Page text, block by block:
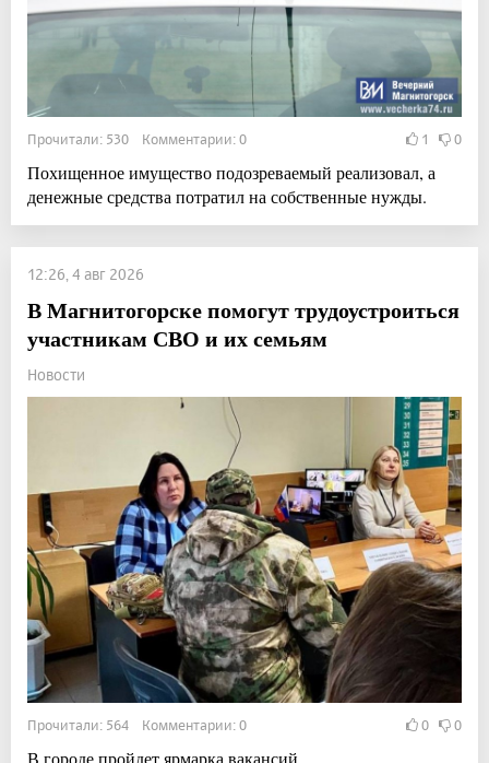
Прочитали: 530 Комментарии: 0 1 0
Похищенное имущество подозреваемый реализовал, а
денежные средства потратил на собственные нужды.
12:26, 4 авг 2026
В Магнитогорске помогут трудоустроиться
участникам СВО и их семьям
Новости
Прочитали: 564 Комментарии: 0 0 0
В городе пройдет ярмарка вакансий